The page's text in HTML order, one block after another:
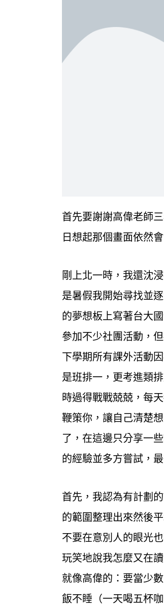
首先要謝謝高偉老師
日想起那個畫面依然
剛上北一時，我還沈
是暑假我開始尋找並
的夢想板上寫著台大
參加不少社團活動，
下學期所有課外活動
是班排一，更考進類
時過得戰戰兢兢，每
鞭策你，讓自己清楚
了，在這邊只分享一
的經驗並多方嘗試，
首先，我認為有計劃
的範圍整理出來然後
不要在意別人的眼光
玩笑地說我怎麼又在
就像高偉的：要當少
飯不睡（一天喝五杯